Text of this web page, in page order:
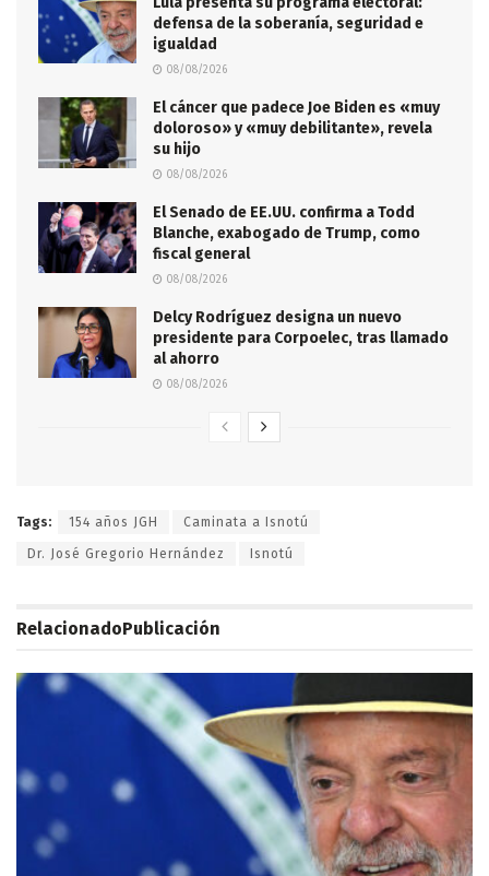
defensa de la soberanía, seguridad e
igualdad
08/08/2026
El cáncer que padece Joe Biden es «muy
doloroso» y «muy debilitante», revela
su hijo
08/08/2026
El Senado de EE.UU. confirma a Todd
Blanche, exabogado de Trump, como
fiscal general
08/08/2026
Delcy Rodríguez designa un nuevo
presidente para Corpoelec, tras llamado
al ahorro
08/08/2026
Tags: 154 años JGH Caminata a Isnotú
Dr. José Gregorio Hernández Isnotú
RelacionadoPublicación